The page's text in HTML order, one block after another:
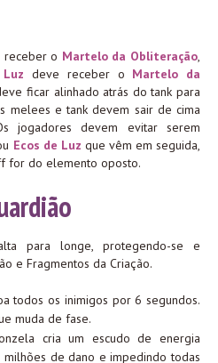
receber o Martelo da Obliteração
deve receber o Martelo da
ficar alinhado atrás do tank para
melees e tank devem sair de cima
jogadores devem evitar serem
Ecos de Luz que vêm em seguida,
for do elemento oposto.
para longe, protegendo-se e
e Fragmentos da Criação.
todos os inimigos por 6 segundos.
muda de fase.
cria um escudo de energia
de dano e impedindo todas